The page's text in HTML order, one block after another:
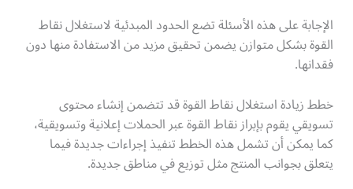
الإجابة على هذه الأسئلة تضع الحدود المبدئية لاستغلال نقاط
القوة بشكل متوازن يضمن تحقيق مزيد من الاستفادة منها دون
فقدانها.
خطط زيادة استغلال نقاط القوة قد تتضمن إنشاء محتوى
تسويقي يقوم بإبراز نقاط القوة عبر الحملات إعلانية وتسويقية،
كما يمكن أن تشمل هذه الخطط تنفيذ إجراءات جديدة فيما
يتعلق بجوانب المنتج مثل توزيع في مناطق جديدة.